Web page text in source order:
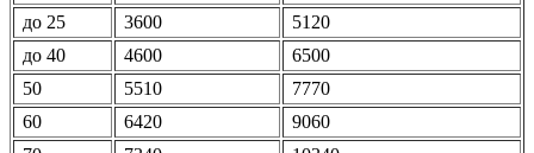
до 25
3600
5120
до 40
4600
6500
50
5510
7770
60
6420
9060